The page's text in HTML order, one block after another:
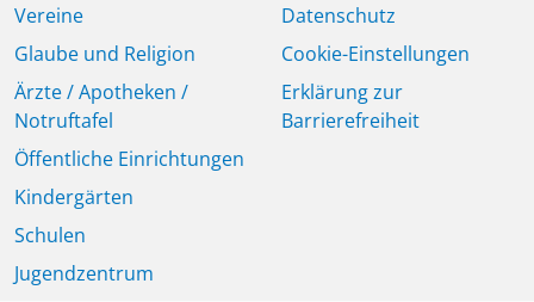
Vereine
Glaube und Religion
Ärzte / Apotheken /
Notruftafel
Öffentliche Einrichtungen
Kindergärten
Schulen
Jugendzentrum
Datenschutz
Cookie-Einstellungen
Erklärung zur
Barrierefreiheit